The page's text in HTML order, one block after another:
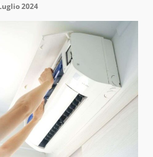
2024